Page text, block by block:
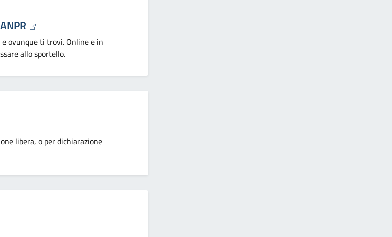
ovunque ti trovi. Online e in
allo sportello.
libera, o per dichiarazione